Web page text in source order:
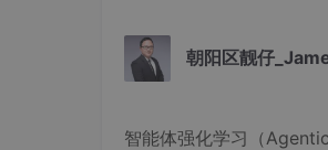
朝阳区靓仔
智能体强化学习（